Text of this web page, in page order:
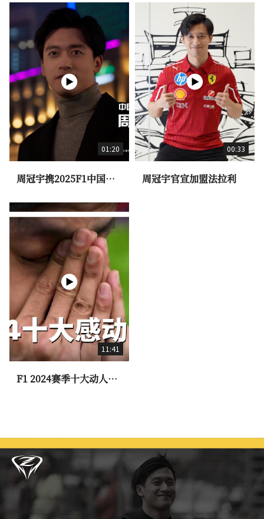
01:20
周冠宇携2025F1中国大
00:33
周冠宇官宣加盟法拉利
11:41
F1 2024赛季十大动人时